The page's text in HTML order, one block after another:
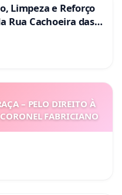
Limpeza e Reforço
Rua Cachoeira das
– PELO DIREITO À
FABRICIANO